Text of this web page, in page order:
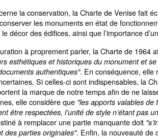
la conservation, la Charte de Venise fait
les monuments en état de
le décor des édifices, ainsi que l’importance
à proprement parler, la Charte de 1964
esthétiques et historiques du monument et
authentiques". En conséquence, elle
Si celles-ci sont indispensables, la
la marque de notre temps afin de ne
elle considère que "les apports valables de
être respectées, l’unité de style n’étant pas
à remplacer une partie manquante doit
des parties originales". Enfin, la nouveauté de